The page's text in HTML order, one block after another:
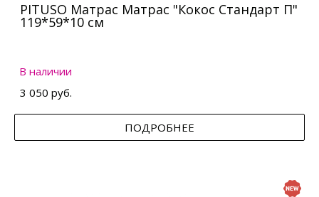
PITUSO Матрас Матрас "Кокос Стандарт П"
119*59*10 см
В наличии
3 050 руб.
ПОДРОБНЕЕ